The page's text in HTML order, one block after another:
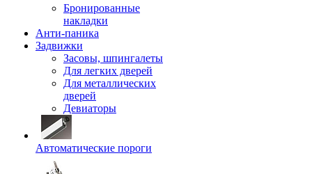
Бронированные
накладки
Анти-паника
Задвижки
Засовы, шпингалеты
Для легких дверей
Для металлических
дверей
Девиаторы
Автоматические пороги